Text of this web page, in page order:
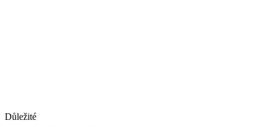
Důležité